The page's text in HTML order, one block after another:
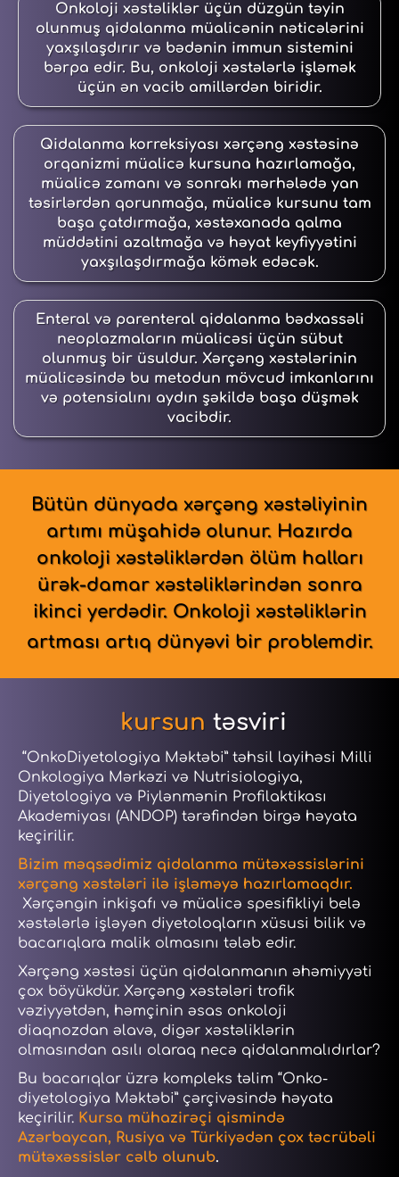
Onkoloji xəstəliklər üçün düzgün təyin
olunmuş qidalanma müalicənin nəticələrini
yaxşılaşdırır və bədənin immun sistemini
bərpa edir. Bu, onkoloji xəstələrlə işləmək
üçün ən vacib amillərdən biridir.
Qidalanma korreksiyası xərçəng xəstəsinə
orqanizmi müalicə kursuna hazırlamağa,
müalicə zamanı və sonrakı mərhələdə yan
təsirlərdən qorunmağa, müalicə kursunu tam
başa çatdırmağa, xəstəxanada qalma
müddətini azaltmağa və həyat keyfiyyətini
yaxşılaşdırmağa kömək edəcək.
Enteral və parenteral qidalanma bədxassəli
neoplazmaların müalicəsi üçün sübut
olunmuş bir üsuldur. Xərçəng xəstələrinin
müalicəsində bu metodun mövcud imkanlarını
və potensialını aydın şəkildə başa düşmək
vacibdir.
Bütün dünyada xərçəng xəstəliyinin
artımı müşahidə olunur. Hazırda
onkoloji xəstəliklərdən ölüm halları
ürək-damar xəstəliklərindən sonra
ikinci yerdədir. Onkoloji xəstəliklərin
artması artıq dünyəvi bir problemdir.
kursun təsviri
“OnkoDiyetologiya Məktəbi” təhsil layihəsi Milli
Onkologiya Mərkəzi və Nutrisiologiya,
Diyetologiya və Piylənmənin Profilaktikası
Akademiyası (ANDOP) tərəfindən birgə həyata
keçirilir.
Bizim məqsədimiz qidalanma mütəxəssislərini
xərçəng xəstələri ilə işləməyə hazırlamaqdır.
Xərçəngin inkişafı və müalicə spesifikliyi belə
xəstələrlə işləyən diyetoloqların xüsusi bilik və
bacarıqlara malik olmasını tələb edir.
Xərçəng xəstəsi üçün qidalanmanın əhəmiyyəti
çox böyükdür. Xərçəng xəstələri trofik
vəziyyətdən, həmçinin əsas onkoloji
diaqnozdan əlavə, digər xəstəliklərin
olmasından asılı olaraq necə qidalanmalıdırlar?
Bu bacarıqlar üzrə kompleks təlim “Onko-
diyetologiya Məktəbi” çərçivəsində həyata
keçirilir. Kursa mühazirəçi qismində
Azərbaycan, Rusiya və Türkiyədən çox təcrübəli
mütəxəssislər cəlb olunub.